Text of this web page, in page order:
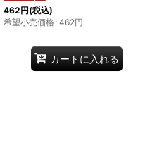
462円(税込)
希望小売価格: 462円
カートに入れる